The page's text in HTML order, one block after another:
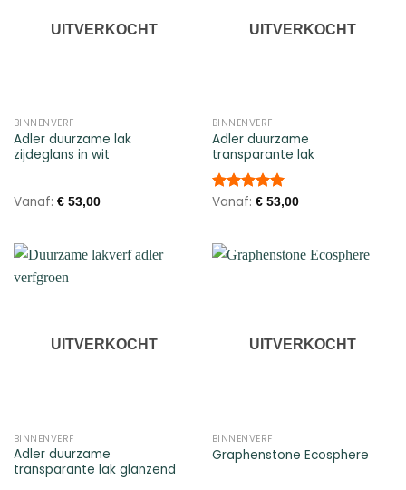
UITVERKOCHT
BINNENVERF
Adler duurzame lak
zijdeglans in wit
Vanaf: €53,00
UITVERKOCHT
BINNENVERF
Adler duurzame
transparante lak
Gewaardeerd
Vanaf: €53,00
UITVERKOCHT
BINNENVERF
Adler duurzame
transparante lak glanzend
UITVERKOCHT
BINNENVERF
Graphenstone Ecosphere